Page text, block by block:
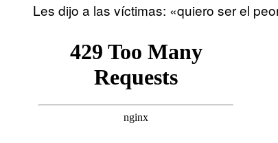
Les dijo a las víctimas: «quiero ser el